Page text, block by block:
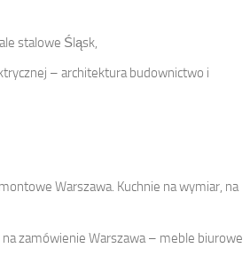
stalowe Śląsk,
– architektura budownictwo i
Warszawa. Kuchnie na wymiar, na
zamówienie Warszawa – meble biurowe